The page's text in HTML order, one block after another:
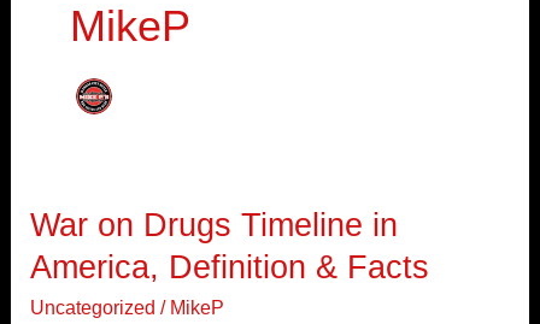
MikeP
War on Drugs Timeline in
America, Definition & Facts
Uncategorized / MikeP
War
Drugs
Timeline